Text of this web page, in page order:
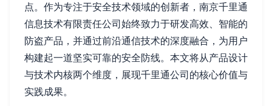
点。作为专注于安全技术领域的创新者，南京千里通
信息技术有限责任公司始终致力于研发高效、智能的
防盗产品，并通过前沿通信技术的深度融合，为用户
构建起一道坚实可靠的安全防线。本文将从产品设计
与技术内核两个维度，展现千里通公司的核心价值与
实践成果。